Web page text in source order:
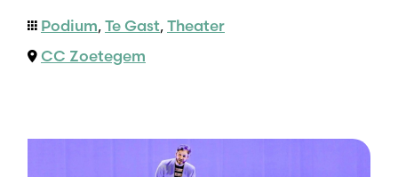
Podium,Te Gast,Theater
CC Zoetegem